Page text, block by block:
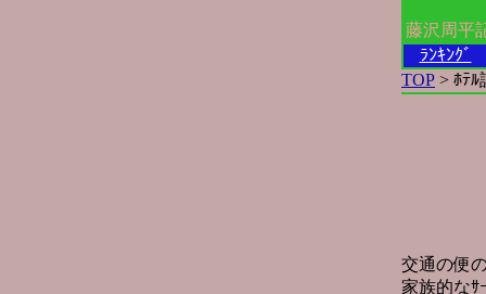
藤沢周平
ﾗﾝｷﾝｸﾞ
TOP > ﾎﾃﾙ
交通の便
家族的なｻ